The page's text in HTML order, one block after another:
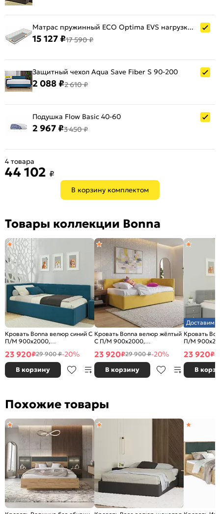
Матрас пружинный ECO Optima EVS нагрузка до 130 кг 900x2000
15 127 ₽17 590 ₽
Защитный чехол Aqua Save Fiber S 90-200
2 088 ₽2 610 ₽
Подушка Flow Basic 40-60
2 967 ₽3 450 ₽
В корзину комплектом
4 товара
44 102 ₽
Товары коллекции Bonna
Кровать Bonna велюр синий С
П/М 900x2000,
изголовье мягкое
23 920₽29 900 ₽-20%
В корзину
Кровать Bonna велюр жёлтый
С П/М 900x2000,
изголовье мягкое
23 920₽29 900 ₽-20%
В корзину
Доставим
Кровать
П/М
изголовье
23 920₽
В
Похожие товары